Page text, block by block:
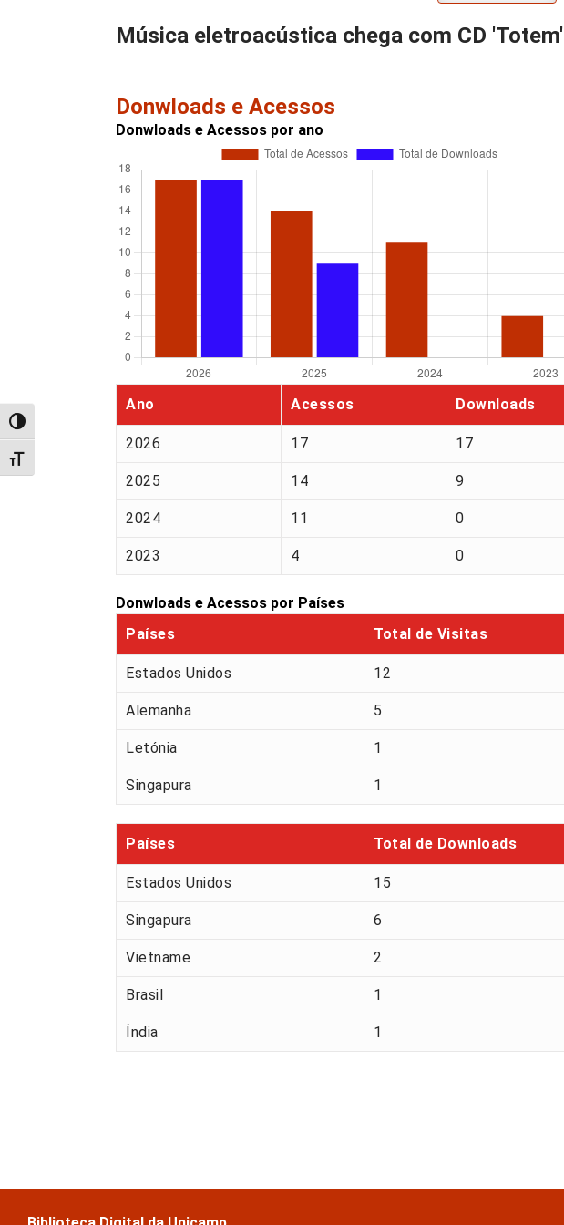
Alternar alto contraste
Alternar tamanho da fonte
Música eletroacústica chega com CD 'Totem'
Donwloads e Acessos
Donwloads e Acessos por ano
Ano Acessos Downloads
2026 17 17
2025 14 9
2024 11 0
2023 4 0
Donwloads e Acessos por Países
Países
Total de Visitas
Estados Unidos 12
Alemanha 5
Letónia 1
Singapura 1
Países Total de Downloads
Estados Unidos 15
Singapura 6
Vietname 2
Brasil 1
Índia 1